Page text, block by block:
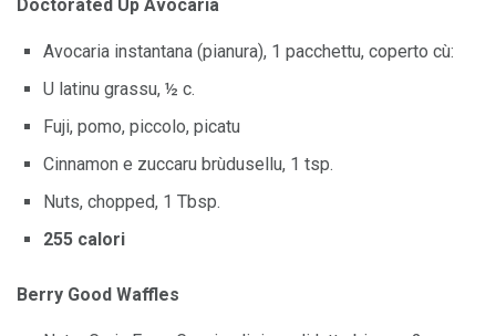
Doctorated Up Avocaria
Avocaria instantana (pianura), 1 pacchettu, coperto cù:
U latinu grassu, ½ c.
Fuji, pomo, piccolo, picatu
Cinnamon e zuccaru brùdusellu, 1 tsp.
Nuts, chopped, 1 Tbsp.
255 calori
Berry Good Waffles